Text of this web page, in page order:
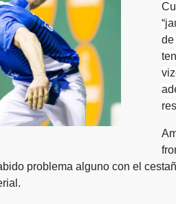
de
problema alguno con el